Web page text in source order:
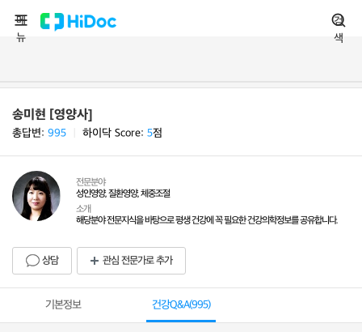
메
뉴
검
색
송미현 [영양사]
총답변: 995 하이닥 Score: 5점
전문분야
성인영양, 질환영양, 체중조절
소개
해당분야 전문지식을 바탕으로 평생 건강에 꼭 필요한 건강의학정보를 공유합니다.
상담 관심 전문가로 추가
기본정보 건강Q&A(995)